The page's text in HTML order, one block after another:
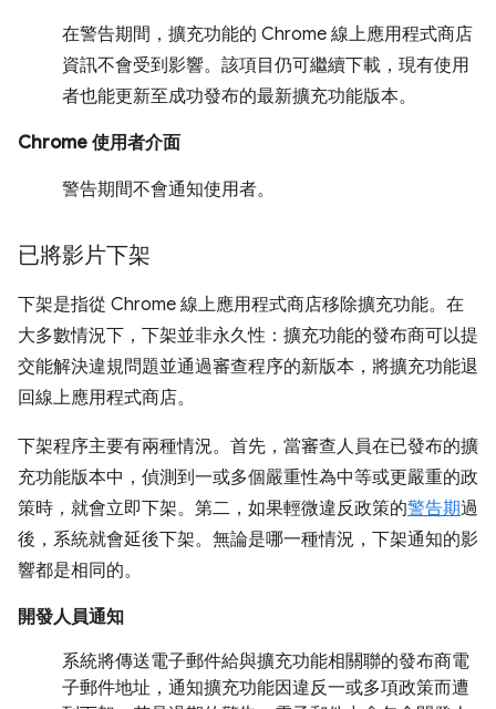
在警告期間，擴充功能的 Chrome 線上應用程式商店
資訊不會受到影響。該項目仍可繼續下載，現有使用
者也能更新至成功發布的最新擴充功能版本。
Chrome 使用者介面
警告期間不會通知使用者。
已將影片下架
下架是指從 Chrome 線上應用程式商店移除擴充功能。在
大多數情況下，下架並非永久性：擴充功能的發布商可以提
交能解決違規問題並通過審查程序的新版本，將擴充功能退
回線上應用程式商店。
下架程序主要有兩種情況。首先，當審查人員在已發布的擴
充功能版本中，偵測到一或多個嚴重性為中等或更嚴重的政
策時，就會立即下架。第二，如果輕微違反政策的警告期過
後，系統就會延後下架。無論是哪一種情況，下架通知的影
響都是相同的。
開發人員通知
系統將傳送電子郵件給與擴充功能相關聯的發布商電
子郵件地址，通知擴充功能因違反一或多項政策而遭